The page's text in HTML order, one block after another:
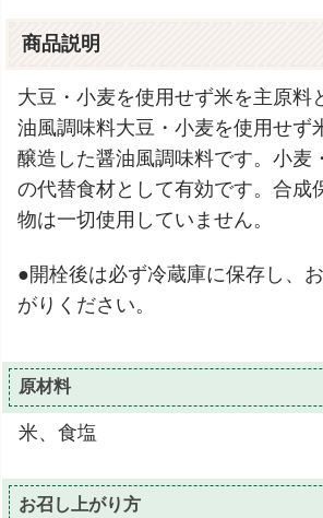
商品説明
大豆・小麦を使用せず米を主原料
油風調味料大豆・小麦を使用せず
醸造した醤油風調味料です。小麦
の代替食材として有効です。合成
物は一切使用していません。
●開栓後は必ず冷蔵庫に保存し、
がりください。
原材料
米、食塩
お召し上がり方